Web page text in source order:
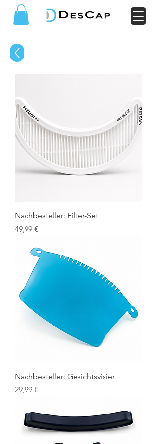
Nachbesteller: Filter-Set
Preis
49,99 €
Nachbesteller: Gesichtsvisier
Preis
29,99 €